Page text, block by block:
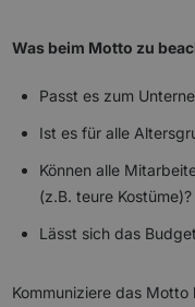
Was beim Motto zu
Passt es zum
Ist es für alle
Können alle
(z.B. teure Kostüme)?
Lässt sich das
Kommuniziere das